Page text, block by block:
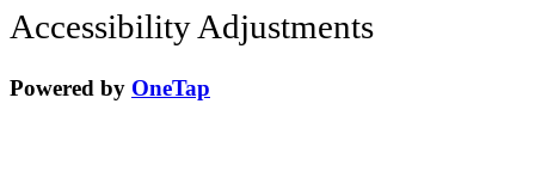
Accessibility Adjustments
Powered by OneTap